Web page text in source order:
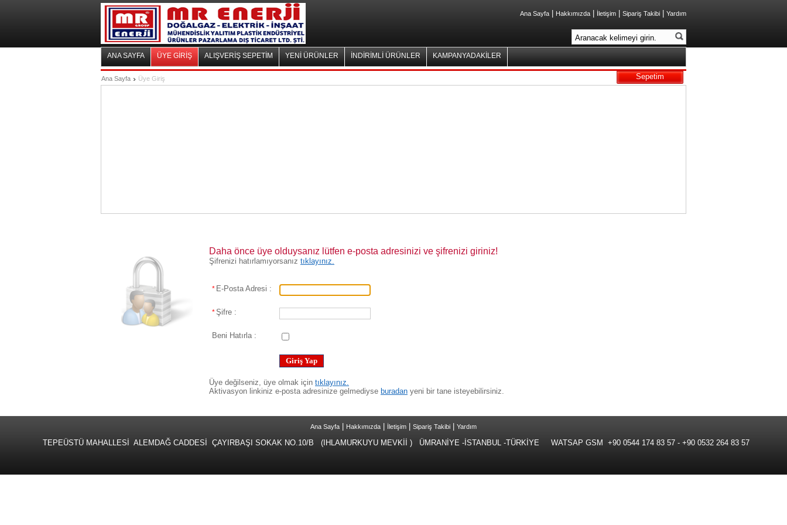
Ana Sayfa Hakkımızda İletişim Sipariş Takibi Yardım
ANA SAYFA ÜYE GİRİŞ ALIŞVERİŞ SEPETİM YENİ ÜRÜNLER İNDİRİMLİ ÜRÜNLER KAMPANYADAKİLER
Ana Sayfa Üye Giriş Sepetim
Daha önce üye olduysanız lütfen e-posta adresinizi ve şifrenizi giriniz!
Şifrenizi hatırlamıyorsanız tıklayınız.
* E-Posta Adresi :
*Şifre :
Beni Hatırla :
Üye değilseniz, üye olmak için tıklayınız.
Aktivasyon linkiniz e-posta adresinize gelmediyse buradan yeni bir tane isteyebilirsiniz.
Ana Sayfa Hakkımızda İletişim Sipariş Takibi Yardım
TEPEÜSTÜ MAHALLESİ ALEMDAĞ CADDESİ ÇAYIRBAŞI SOKAK NO.10/B (IHLAMURKUYU MEVKİİ ) ÜMRANİYE -İSTANBUL -TÜRKİYE WATSAP GSM +90 0544 174 83 57 - +90 0532 264 83 57